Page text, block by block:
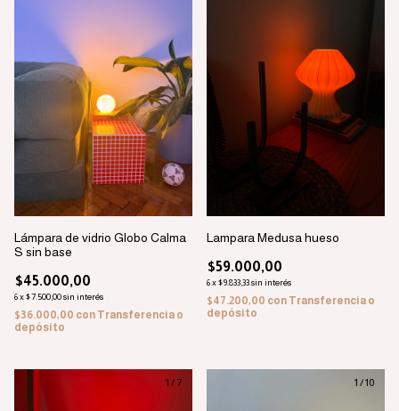
Lámpara de vidrio Globo Calma
S sin base
$45.000,00
6x$7.500,00sin interés
$36.000,00 con Transferencia o
depósito
Lampara Medusa hueso
$59.000,00
6x$9.833,33sin interés
$47.200,00 con Transferencia o
depósito
1 /7 1 /10